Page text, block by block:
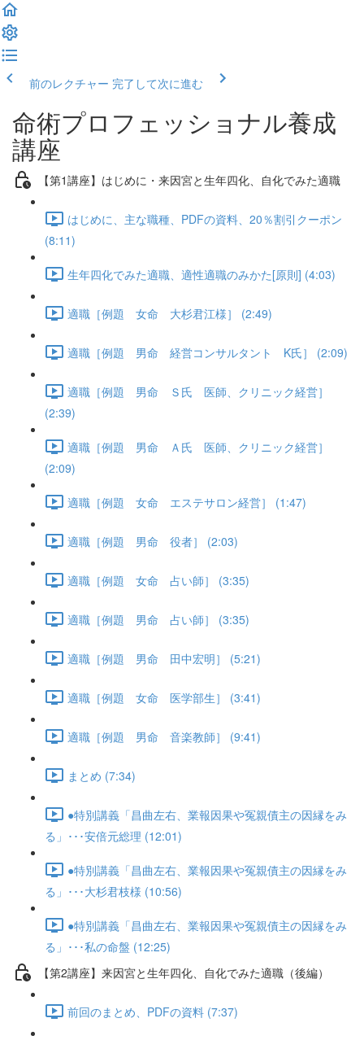
前のレクチャー 完了して次に進む
命術プロフェッショナル養成
講座
【第1講座】はじめに・来因宮と生年四化、自化でみた適職
はじめに、主な職種、PDFの資料、20％割引クーポン
(8:11)
生年四化でみた適職、適性適職のみかた[原則] (4:03)
適職［例題 女命 大杉君江様］ (2:49)
適職［例題 男命 経営コンサルタント K氏］ (2:09)
適職［例題 男命 Ｓ氏 医師、クリニック経営］
(2:39)
適職［例題 男命 Ａ氏 医師、クリニック経営］
(2:09)
適職［例題 女命 エステサロン経営］ (1:47)
適職［例題 男命 役者］ (2:03)
適職［例題 女命 占い師］ (3:35)
適職［例題 男命 占い師］ (3:35)
適職［例題 男命 田中宏明］ (5:21)
適職［例題 女命 医学部生］ (3:41)
適職［例題 男命 音楽教師］ (9:41)
まとめ (7:34)
●特別講義「昌曲左右、業報因果や冤親債主の因縁をみ
る」･･･安倍元総理 (12:01)
●特別講義「昌曲左右、業報因果や冤親債主の因縁をみ
る」･･･大杉君枝様 (10:56)
●特別講義「昌曲左右、業報因果や冤親債主の因縁をみ
る」･･･私の命盤 (12:25)
【第2講座】来因宮と生年四化、自化でみた適職（後編）
前回のまとめ、PDFの資料 (7:37)